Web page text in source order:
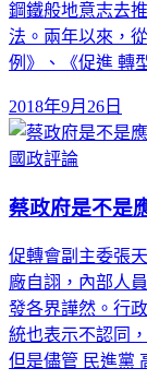
鋼鐵般地意志去
法。兩年以來，
例》、《促進 轉
2018年9月26日
國政評論
蔡政府是不是
促轉會副主委張
廠自詡，內部人
發各界譁然。行
統也表示不認同
但是儘管 民進黨